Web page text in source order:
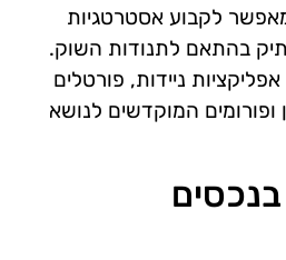
לקבוע אסטרטגיות
בהתאם לתנודות השוק.
ניידות, פורטלים
ופורומים המוקדשים לנושא